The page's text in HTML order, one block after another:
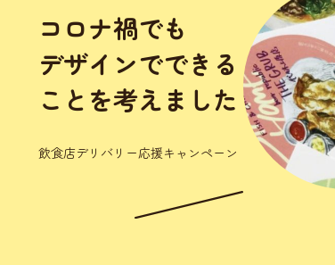
コロナという初めての出
来事に直面して 2020
年、じわじわと耳にして
いたコロナが世界的に流